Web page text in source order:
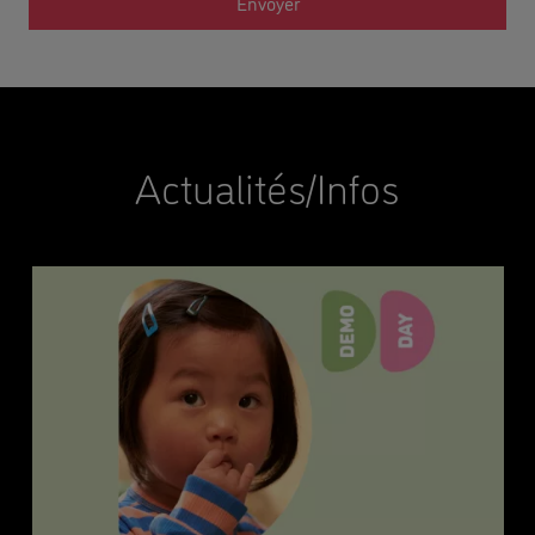
Actualités/Infos